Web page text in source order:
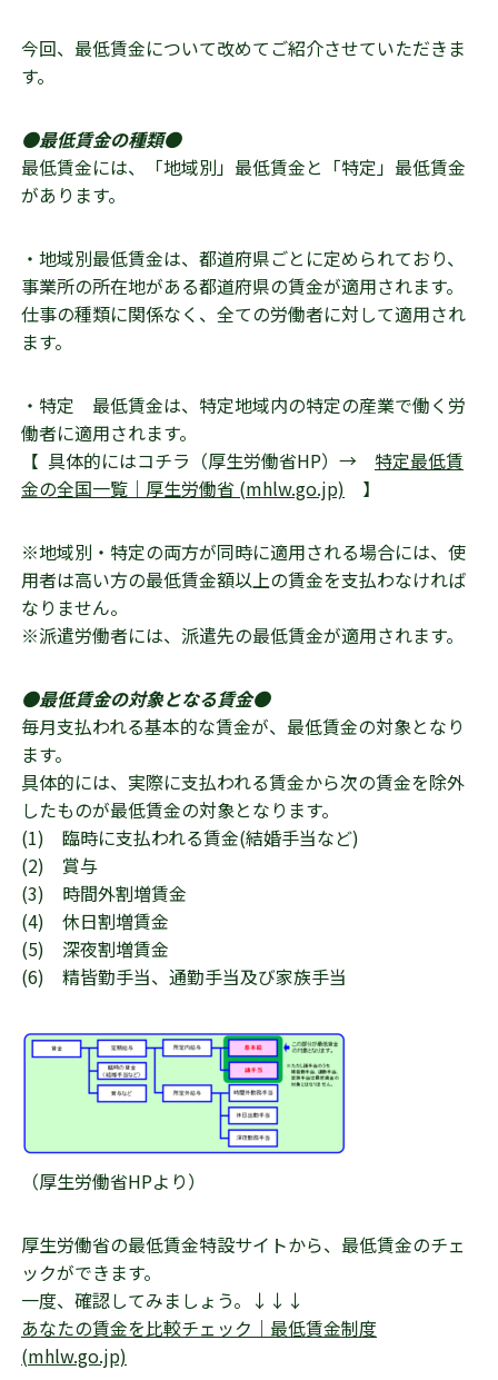
今回、最低賃金について改めてご紹介させていただきま
す。
●最低賃金の種類●
最低賃金には、「地域別」最低賃金と「特定」最低賃金
があります。
・地域別最低賃金は、都道府県ごとに定められており、
事業所の所在地がある都道府県の賃金が適用されます。
仕事の種類に関係なく、全ての労働者に対して適用され
ます。
・特定 最低賃金は、特定地域内の特定の産業で働く労
働者に適用されます。
【 具体的にはコチラ（厚生労働省HP）→ 特定最低賃
金の全国一覧｜厚生労働省 (mhlw.go.jp) 】
※地域別・特定の両方が同時に適用される場合には、使
用者は高い方の最低賃金額以上の賃金を支払わなければ
なりません。
※派遣労働者には、派遣先の最低賃金が適用されます。
●最低賃金の対象となる賃金●
毎月支払われる基本的な賃金が、最低賃金の対象となり
ます。
具体的には、実際に支払われる賃金から次の賃金を除外
したものが最低賃金の対象となります。
(1) 臨時に支払われる賃金(結婚手当など)
(2) 賞与
(3) 時間外割増賃金
(4) 休日割増賃金
(5) 深夜割増賃金
(6) 精皆勤手当、通勤手当及び家族手当
（厚生労働省HPより）
厚生労働省の最低賃金特設サイトから、最低賃金のチェ
ックができます。
一度、確認してみましょう。↓↓↓
あなたの賃金を比較チェック｜最低賃金制度
(mhlw.go.jp)